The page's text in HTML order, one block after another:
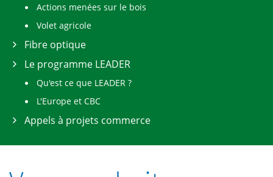
Actions menées sur le bois
Volet agricole
Fibre optique
Le programme LEADER
Qu'est ce que LEADER ?
L'Europe et CBC
Appels à projets commerce